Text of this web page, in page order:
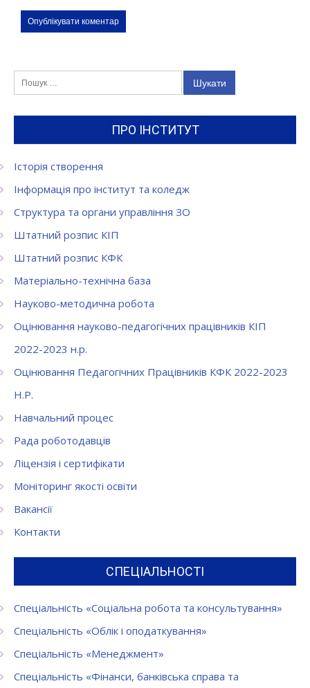
ПРО ІНСТИТУТ
Історія створення
Інформація про інститут та коледж
Структура та органи управління ЗО
Штатний розпис КІП
Штатний розпис КФК
Матеріально-технічна база
Науково-методична робота
Оцінювання науково-педагогічних працівників КІП
2022-2023 н.р.
Оцінювання Педагогічних Працівників КФК 2022-2023
Н.Р.
Навчальний процес
Рада роботодавців
Ліцензія і сертифікати
Моніторинг якості освіти
Вакансії
Контакти
СПЕЦІАЛЬНОСТІ
Спеціальність «Соціальна робота та консультування»
Спеціальність «Облік і оподаткування»
Спеціальність «Менеджмент»
Спеціальність «Фінанси, банківська справа та